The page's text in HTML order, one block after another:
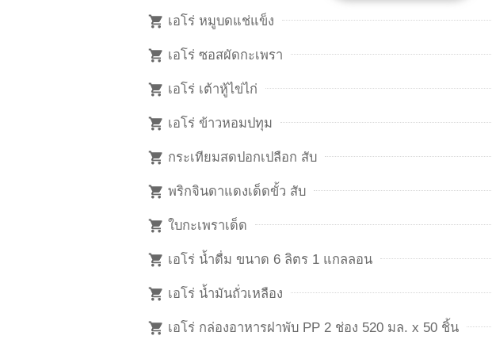
เอโร่ หมูบดแช่แข็ง
เอโร่ ซอสผัดกะเพรา
เอโร่ เต้าหู้ไข่ไก่
เอโร่ ข้าวหอมปทุม
กระเทียมสดปอกเปลือก สับ
พริกจินดาแดงเด็ดขั้ว สับ
ใบกะเพราเด็ด
เอโร่ น้ำดื่ม ขนาด 6 ลิตร 1 แกลลอน
เอโร่ น้ำมันถั่วเหลือง
เอโร่ กล่องอาหารฝาพับ PP 2 ช่อง 520 มล. x 50 ชิ้น